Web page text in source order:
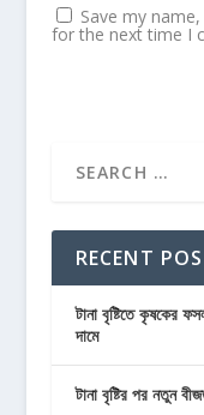
Save my
for the next time I
RECENT
টানা বৃষ্টিতে কৃষকের
দামে
টানা বৃষ্টির পর নতুন